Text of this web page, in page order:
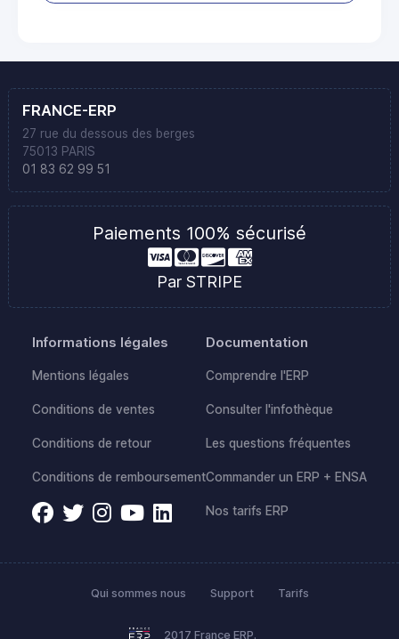
FRANCE-ERP
27 rue du dessous des berges
75013 PARIS
01 83 62 99 51
Paiements 100% sécurisé
Par STRIPE
Informations légales
Mentions légales
Conditions de ventes
Conditions de retour
Conditions de remboursement
Documentation
Comprendre l'ERP
Consulter l'infothèque
Les questions fréquentes
Commander un ERP + ENSA
Nos tarifs ERP
2017 France ERP.
Qui sommes nous Support Tarifs